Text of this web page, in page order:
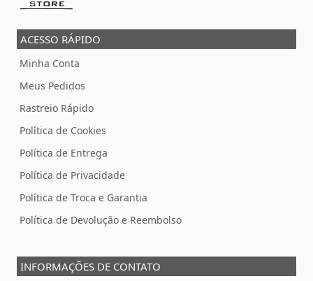
ACESSO RÁPIDO
Minha Conta
Meus Pedidos
Rastreio Rápido
Política de Cookies
Política de Entrega
Política de Privacidade
Política de Troca e Garantia
Política de Devolução e Reembolso
INFORMAÇÕES DE CONTATO